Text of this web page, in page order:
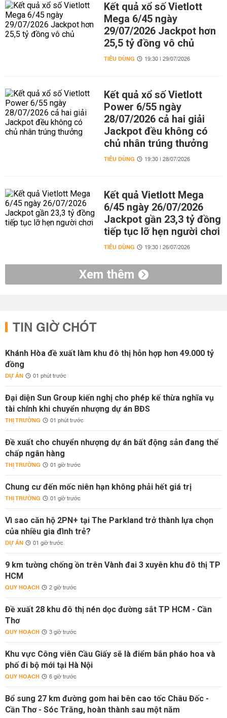
Kết quả xổ số Vietlott
Mega 6/45 ngày
29/07/2026 Jackpot hơn
25,5 tỷ đồng vô chủ
TIÊU DÙNG 19:30 | 29/07/2026
Kết quả xổ số Vietlott
Power 6/55 ngày
28/07/2026 cả hai giải
Jackpot đều không có
chủ nhân trúng thưởng
TIÊU DÙNG 19:30 | 28/07/2026
Kết quả Vietlott Mega
6/45 ngày 26/07/2026
Jackpot gần 23,3 tỷ đồng
tiếp tục lỡ hẹn người chơi
TIÊU DÙNG 19:30 | 26/07/2026
Xem thêm
TIN GIỜ CHÓT
Khánh Hòa đề xuất làm khu đô thị hỗn hợp hơn 49.000 tỷ
đồng
DỰ ÁN 01 phút trước
Đại diện Sun Group kiến nghị cho phép kế thừa nghĩa vụ
tài chính khi chuyển nhượng dự án BĐS
THỊ TRƯỜNG 01 phút trước
Đề xuất cho chuyển nhượng dự án bất động sản đang thế
chấp ngân hàng
THỊ TRƯỜNG 01 giờ trước
Chung cư đến mốc niên hạn không phải hết giá trị
THỊ TRƯỜNG 01 giờ trước
Vì sao căn hộ 2PN+ tại The Parkland trở thành lựa chọn
của nhiều gia đình trẻ?
DỰ ÁN 01 giờ trước
9 km tường chống ồn trên Vành đai 3 xuyên khu đô thị TP
HCM
QUY HOẠCH 2 giờ trước
Đề xuất 28 khu đô thị nén dọc đường sắt TP HCM - Cần
Thơ
QUY HOẠCH 3 giờ trước
Khu vực Công viên Cầu Giấy sẽ là điểm bắn pháo hoa và
phố đi bộ mới tại Hà Nội
QUY HOẠCH 6 giờ trước
Bổ sung 27 km đường gom hai bên cao tốc Châu Đốc -
Cần Thơ - Sóc Trăng, hoàn thành sau một năm